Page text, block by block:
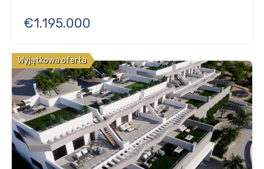
€1.195.000
Wyjątkowa oferta